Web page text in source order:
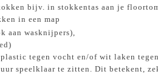
bijv. in stokkentas aan je
in een map
aan wasknijpers),
tegen vocht en/of wit laken
speelklaar te zitten. Dit betekent,